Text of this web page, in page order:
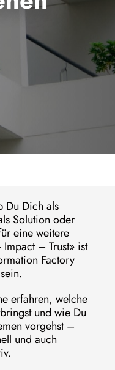
Du Dich als
Solution oder
eine weitere
– Trust» ist
Factory
erfahren, welche
und wie Du
vorgehst –
und auch